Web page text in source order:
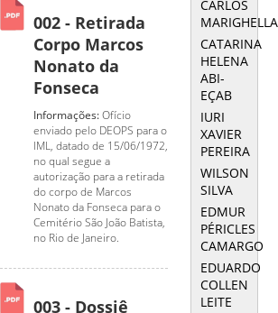
002 - Retirada
Corpo Marcos
Nonato da
Fonseca
Informações:Ofício
enviado pelo DEOPS para o
IML, datado de 15/06/1972,
no qual segue a
autorização para a retirada
do corpo de Marcos
Nonato da Fonseca para o
Cemitério São João Batista,
no Rio de Janeiro.
003 - Dossiê
CARLOS
MARIGHELLA
CATARINA
HELENA
ABI-
EÇAB
IURI
XAVIER
PEREIRA
WILSON
SILVA
EDMUR
PÉRICLES
CAMARGO
EDUARDO
COLLEN
LEITE